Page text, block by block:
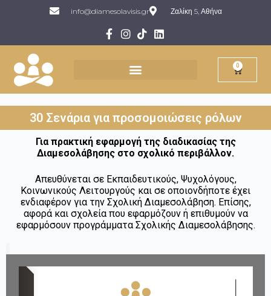
info@diamesolavisis.gr Ζαλίκη 5, Αθήνα
0
30 Σενάρια για προσομοιώσεις ρόλων
Για πρακτική εφαρμογή της διαδικασίας της
Διαμεσολάβησης στο σχολικό περιβάλλον.
Απευθύνεται σε Εκπαιδευτικούς, Ψυχολόγους,
Κοινωνικούς Λειτουργούς και σε οποιονδήποτε έχει
ενδιαφέρον για την Σχολική Διαμεσολάβηση. Επίσης,
αφορά και σχολεία που εφαρμόζουν ή επιθυμούν να
εφαρμόσουν προγράμματα Σχολικής Διαμεσολάβησης.